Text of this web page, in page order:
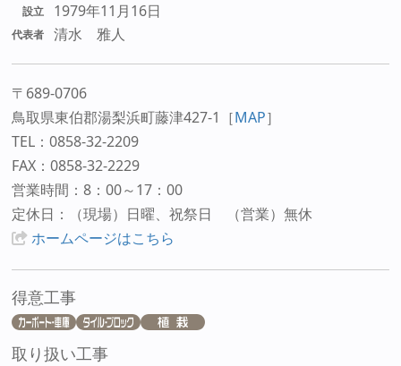
設立 1979年11月16日
代表者 清水 雅人
〒689-0706
鳥取県東伯郡湯梨浜町藤津427-1 ［MAP］
TEL：0858-32-2209
FAX：0858-32-2229
営業時間：8：00～17：00
定休日：（現場）日曜、祝祭日 （営業）無休
ホームページはこちら
得意工事
取り扱い工事